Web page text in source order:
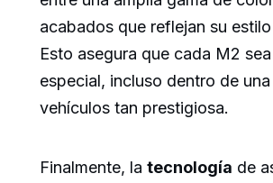
acabados que reflejan su
Esto asegura que cada M2
especial, incluso dentro de
vehículos tan prestigiosa.
Finalmente, la tecnología de